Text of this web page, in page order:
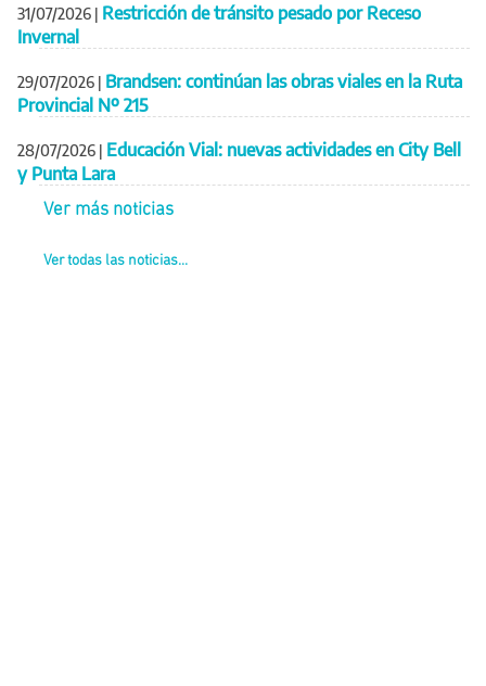
31/07/2026 | Restricción de tránsito pesado por Receso
Invernal
29/07/2026 | Brandsen: continúan las obras viales en la Ruta
Provincial Nº 215
28/07/2026 | Educación Vial: nuevas actividades en City Bell
y Punta Lara
Ver más noticias
Ver todas las noticias...